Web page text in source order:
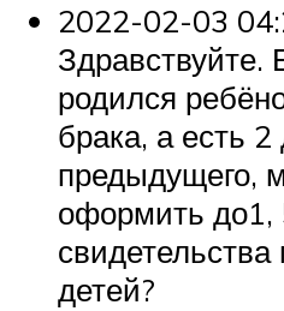
2022-02-03
Здравствуйте.
родился
брака, а есть 2
предыдущего,
оформить до1,
детей?